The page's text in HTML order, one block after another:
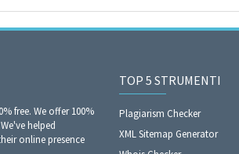
free. We offer 100%
helped
online presence
TOP 5 STRUMENTI
Plagiarism Checker
XML Sitemap Generator